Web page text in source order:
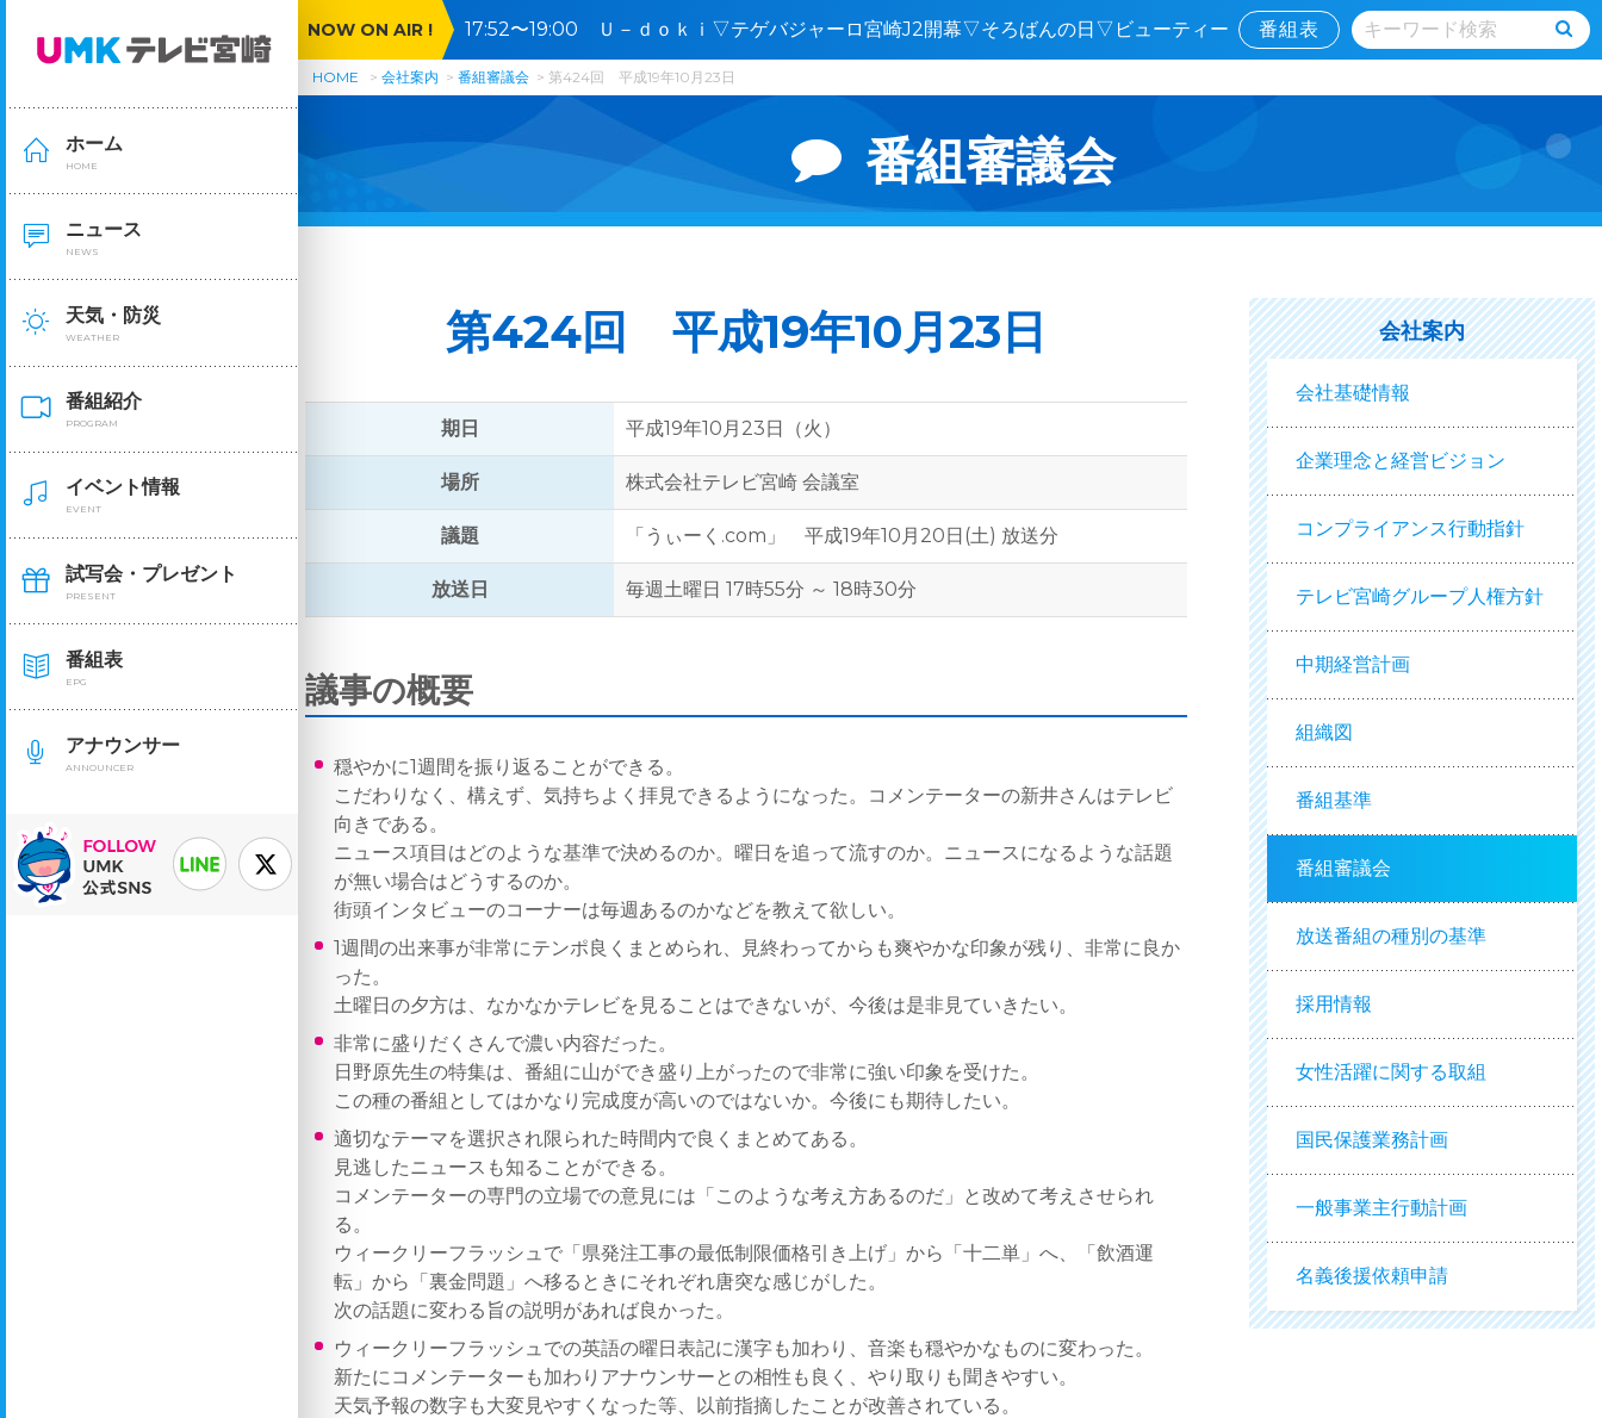
ホーム
HOME
ニュース
NEWS
天気・防災
WEATHER
番組紹介
PROGRAM
イベント情報
EVENT
試写会・プレゼント
PRESENT
番組表
EPG
アナウンサー
ANNOUNCER
NOW ON AIR !
17:52〜19:00 Ｕ－ｄｏｋｉ▽テゲバジャーロ宮崎J2開幕▽そろばんの日▽ビューティー
ジャパン宮崎
番組表
HOME 会社案内 番組審議会 第424回 平成19年10月23日
番組審議会
第424回 平成19年10月23日
期日 平成19年10月23日（火）
場所 株式会社テレビ宮崎 会議室
議題 「うぃーく.com」 平成19年10月20日(土) 放送分
放送日 毎週土曜日 17時55分 ～ 18時30分
議事の概要
穏やかに1週間を振り返ることができる。
こだわりなく、構えず、気持ちよく拝見できるようになった。コメンテーターの新井さんはテレビ
向きである。
ニュース項目はどのような基準で決めるのか。曜日を追って流すのか。ニュースになるような話題
が無い場合はどうするのか。
街頭インタビューのコーナーは毎週あるのかなどを教えて欲しい。
1週間の出来事が非常にテンポ良くまとめられ、見終わってからも爽やかな印象が残り、非常に良か
った。
土曜日の夕方は、なかなかテレビを見ることはできないが、今後は是非見ていきたい。
非常に盛りだくさんで濃い内容だった。
日野原先生の特集は、番組に山ができ盛り上がったので非常に強い印象を受けた。
この種の番組としてはかなり完成度が高いのではないか。今後にも期待したい。
適切なテーマを選択され限られた時間内で良くまとめてある。
見逃したニュースも知ることができる。
コメンテーターの専門の立場での意見には「このような考え方あるのだ」と改めて考えさせられ
る。
ウィークリーフラッシュで「県発注工事の最低制限価格引き上げ」から「十二単」へ、「飲酒運
転」から「裏金問題」へ移るときにそれぞれ唐突な感じがした。
次の話題に変わる旨の説明があれば良かった。
ウィークリーフラッシュでの英語の曜日表記に漢字も加わり、音楽も穏やかなものに変わった。
新たにコメンテーターも加わりアナウンサーとの相性も良く、やり取りも聞きやすい。
天気予報の数字も大変見やすくなった等、以前指摘したことが改善されている。
会社案内
会社基礎情報
企業理念と経営ビジョン
コンプライアンス行動指針
テレビ宮崎グループ人権方針
中期経営計画
組織図
番組基準
番組審議会
放送番組の種別の基準
採用情報
女性活躍に関する取組
国民保護業務計画
一般事業主行動計画
名義後援依頼申請